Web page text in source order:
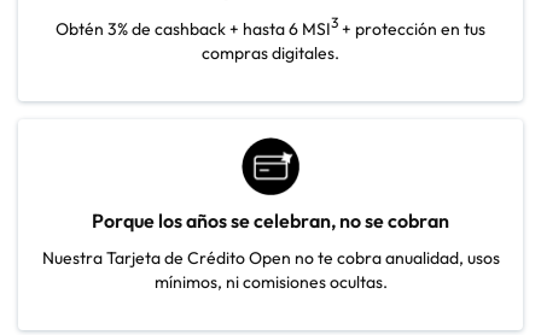
Obtén 3% de cashback + hasta 6 MSI3 + protección en tus
compras digitales.
Porque los años se celebran, no se cobran
Nuestra Tarjeta de Crédito Open no te cobra anualidad, usos
mínimos, ni comisiones ocultas.